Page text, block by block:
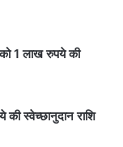
1 लाख रुपये की
की स्वेच्छानुदान राशि